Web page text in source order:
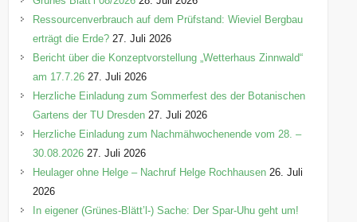
n
Ressourcenverbrauch auf dem Prüfstand: Wieviel Bergbau
erträgt die Erde? 27. Juli 2026
Bericht über die Konzeptvorstellung „Wetterhaus Zinnwald“
am 17.7.26 27. Juli 2026
Herzliche Einladung zum Sommerfest des der Botanischen
Gartens der TU Dresden 27. Juli 2026
Herzliche Einladung zum Nachmähwochenende vom 28. –
30.08.2026 27. Juli 2026
Heulager ohne Helge – Nachruf Helge Rochhausen 26. Juli
2026
In eigener (Grünes-Blätt’l-) Sache: Der Spar-Uhu geht um!